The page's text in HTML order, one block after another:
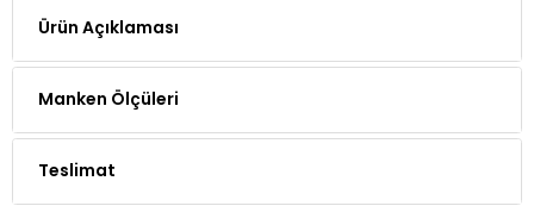
Ürün Açıklaması
Manken Ölçüleri
Teslimat